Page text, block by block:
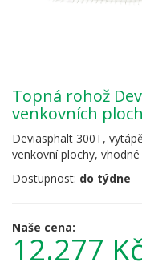
Topná rohož Deviasphalt 300T pro vytápění
venkovních ploch
Deviasphalt 300T,
venkovní plochy,
Dostupnost: do týdne
Naše cena:
12.277 Kč